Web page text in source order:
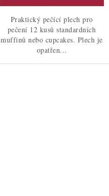
Praktický pečící plech pro
pečení 12 kusů standardních
muffinů nebo cupcakes. Plech je
opatřen...